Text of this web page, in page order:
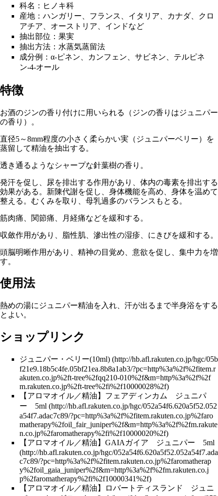
科名 ：ヒノキ科
産地：ハンガリー、フランス、イタリア、カナダ、クロ
アチア、オーストリア、インドなど
抽出部位 ：果実
抽出方法 ： 水蒸気蒸留法
成分例： α-ピネン 、カンフェン、サビネン、 テルピネ
ン-4-オール
特徴
お酒のジンの香り付けに用いられる（ジンの香りはジュニパー
の香り）。
直径5～8mm程度の小さく柔らかい実（ジュニパーベリー）を
蒸留して精油を抽出する。
透き通るようなシャープな針葉樹の香り。
発汗を促し、尿を排出する作用があり、体内の毒素を排出する
効果がある。新陳代謝を促し、身体機能を高め、身体を温めて
整える。むくみを取り、母乳過多のバランスもとる。
筋肉痛、関節痛、月経痛などを緩和する。
収斂作用があり、脂性肌、滲出性の湿疹、にきびを緩和する。
頭脳明晰作用があり、精神の目覚め、意欲を促し、集中力を増
す。
使用法
熱めの湯にジュニパー精油を入れ、汗が出るまで半身浴をする
とよい。
ショップリンク
ジュニパー・ベリー(10ml)
【アロマオイル／精油】フェアディンカム ジュニパ
ー 5ml
【アロマオイル／精油】GAIAガイア ジュニパー 5ml
【アロマオイル／精油】ロバートティスランド ジュニ